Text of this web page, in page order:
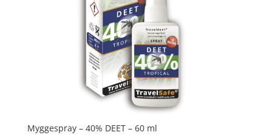
Myggespray – 40% DEET – 60 ml